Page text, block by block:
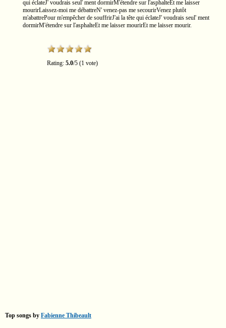
qui éclateJ' voudrais seul' ment dormirM'étendre sur l'asphalteEt me laisser
mourirLaissez-moi me débattreN' venez-pas me secourirVenez plutôt
m'abattrePour m'empêcher de souffrirJ'ai la tête qui éclateJ' voudrais seul' ment
dormirM'étendre sur l'asphalteEt me laisser mourirEt me laisser mourir.
Rating: 5.0/5 (1 vote)
Top songs by Fabienne Thibeault